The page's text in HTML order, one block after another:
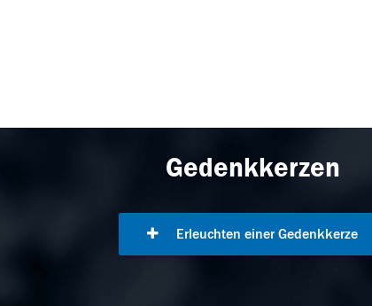
Gedenkkerzen
Erleuchten einer Gedenkkerze